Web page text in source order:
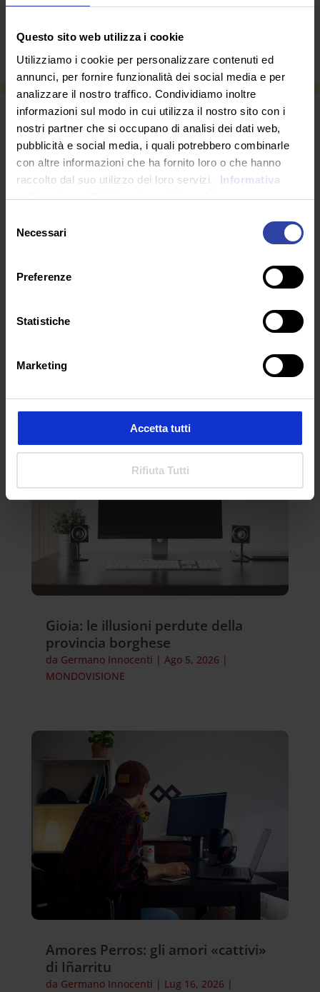
Questo sito web utilizza i cookie
Utilizziamo i cookie per personalizzare contenuti ed
annunci, per fornire funzionalità dei social media e per
analizzare il nostro traffico. Condividiamo inoltre
informazioni sul modo in cui utilizza il nostro sito con i
nostri partner che si occupano di analisi dei dati web,
pubblicità e social media, i quali potrebbero combinarle
con altre informazioni che ha fornito loro o che hanno
raccolto dal suo utilizzo dei loro servizi.
Informativa
sulla privacy. Dichiarazione dei cookie
delNecessari
Preferenze
Statistiche
Marketing
Accetta tutti
Rifiuta Tutti
discrezionale concesso al governatore, anticipa la
Germano Innocenti
RICHIEDI INFORMAZIONI
ARTICOLI RECENTI
Gioia: le illusioni perdute della
provincia borghese
da Germano Innocenti | Ago 5, 2026 |
MONDOVISIONE
Amores Perros: gli amori «cattivi»
di Iñarritu
da Germano Innocenti | Lug 16, 2026 |